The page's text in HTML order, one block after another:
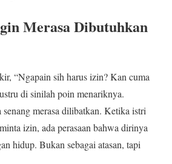
Merasa Dibutuhkan
“Ngapain sih harus izin? Kan cuma
di sinilah poin menariknya.
merasa dilibatkan. Ketika istri
izin, ada perasaan bahwa dirinya
hidup. Bukan sebagai atasan, tapi